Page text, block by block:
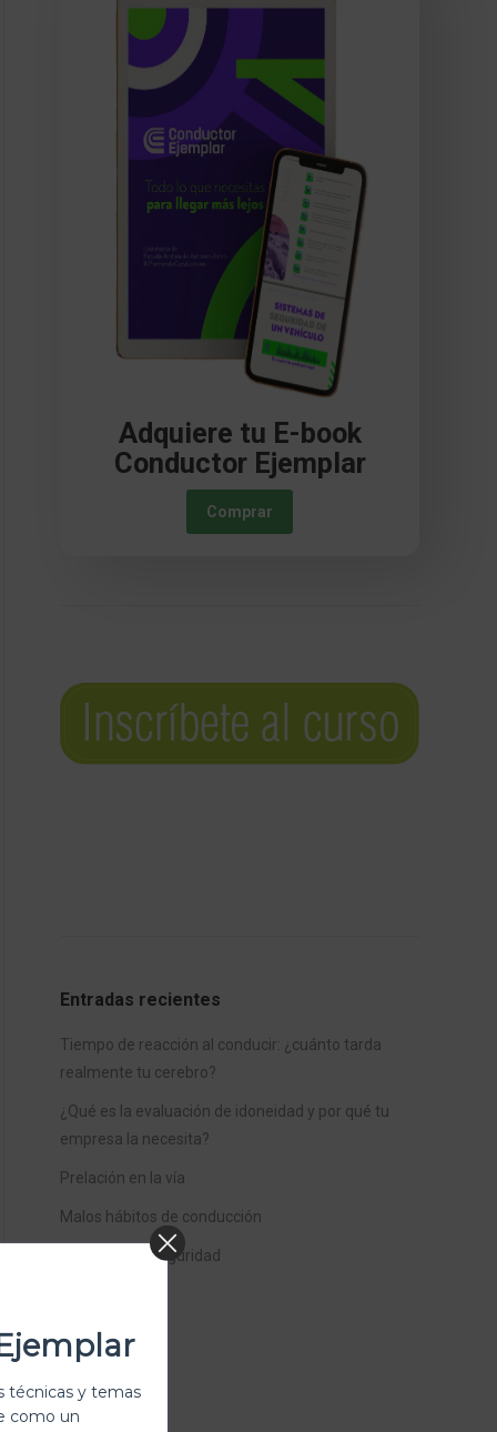
Adquiere tu E-book
Conductor Ejemplar
Comprar
Entradas recientes
Tiempo de reacción al conducir: ¿cuánto tarda
realmente tu cerebro?
¿Qué es la evaluación de idoneidad y por qué tu
empresa la necesita?
Prelación en la vía
Malos hábitos de conducción
Distancia de Seguridad
técnicas y temas
como un